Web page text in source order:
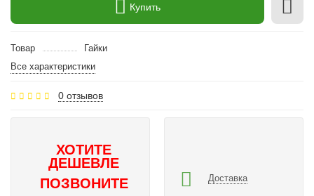
Купить
Товар
Гайки
Все характеристики
0 отзывов
ХОТИТЕ
ДЕШЕВЛЕ
ПОЗВОНИТЕ
Доставка